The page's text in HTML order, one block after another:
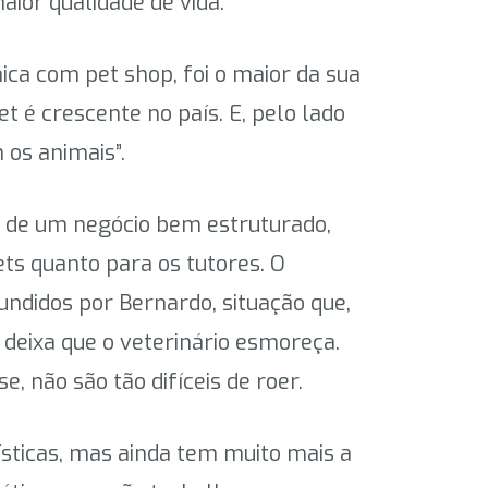
com pet shop, foi o maior da sua
é crescente no país. E, pelo lado
animais”.
um negócio bem estruturado,
quanto para os tutores. O
por Bernardo, situação que,
que o veterinário esmoreça.
não são tão difíceis de roer.
mas ainda tem muito mais a